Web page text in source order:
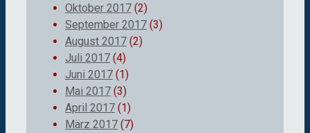
Oktober 2017 (2)
September 2017 (3)
August 2017 (2)
Juli 2017 (4)
Juni 2017 (1)
Mai 2017 (3)
April 2017 (1)
März 2017 (7)